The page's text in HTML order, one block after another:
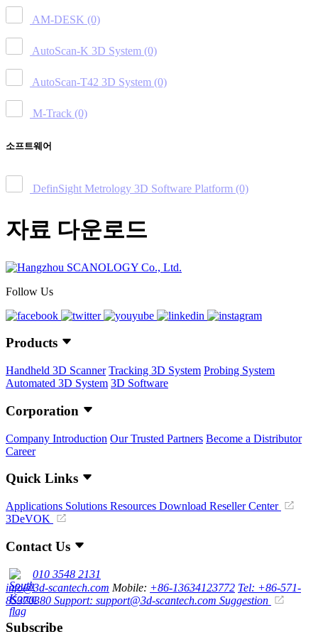
AM-DESK (0)
AutoScan-K 3D System (0)
AutoScan-T42 3D System (0)
M-Track (0)
소프트웨어
DefinSight Metrology 3D Software Platform (0)
자료 다운로드
Follow Us
Products
Handheld 3D Scanner Tracking 3D System Probing System
Automated 3D System 3D Software
Corporation
Company Introduction Our Trusted Partners Become a Distributor
Career
Quick Links
Applications Solutions Resources Download Reseller Center
3DeVOK
Contact Us
010 3548 2131
info@3d-scantech.com Mobile: +86-13634123772 Tel: +86-571-
85370380 Support: support@3d-scantech.com Suggestion
Subscribe